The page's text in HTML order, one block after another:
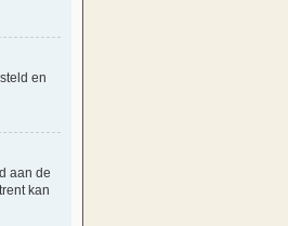
en
aan de
kan